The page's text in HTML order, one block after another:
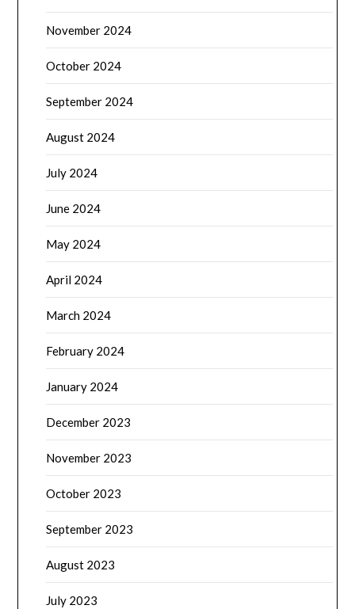
November 2024
October 2024
September 2024
August 2024
July 2024
June 2024
May 2024
April 2024
March 2024
February 2024
January 2024
December 2023
November 2023
October 2023
September 2023
August 2023
July 2023